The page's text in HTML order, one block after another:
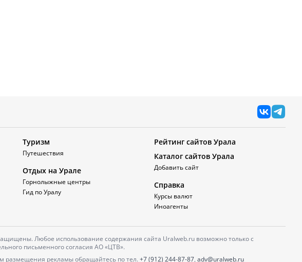
Туризм
Путешествия
Отдых на Урале
Горнолыжные центры
Гид по Уралу
Рейтинг сайтов Урала
Каталог сайтов Урала
Добавить сайт
Справка
Курсы валют
Иноагенты
Любое использование содержания сайта Uralweb.ru возможно только с
письменного согласия АО «ЦТВ».
размещения рекламы обращайтесь по тел. +7 (912) 244-87-87, adv@uralweb.ru